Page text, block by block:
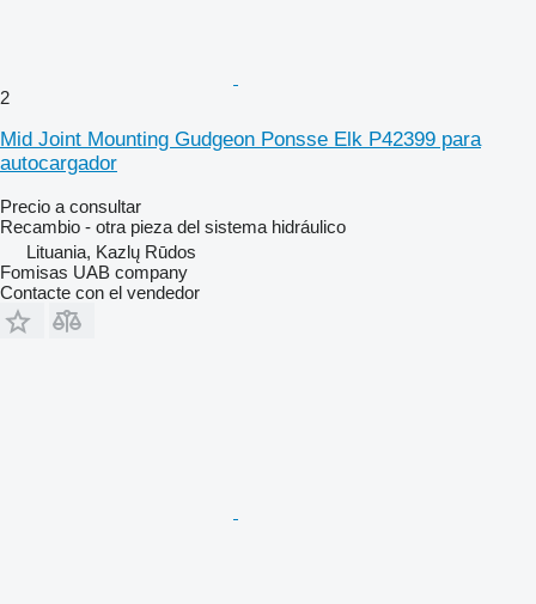
2
Mid Joint Mounting Gudgeon Ponsse Elk P42399 para
autocargador
Precio a consultar
Recambio - otra pieza del sistema hidráulico
Lituania, Kazlų Rūdos
Fomisas UAB company
Contacte con el vendedor